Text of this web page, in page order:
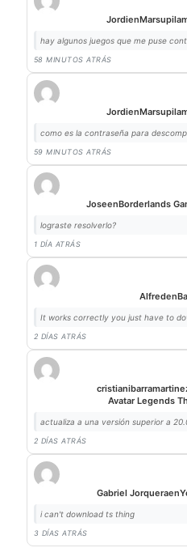
Jordien
hay algunos juegos que me puse
58 MINUTOS ATRÁS
Jordien
como es la contraseña para
59 MINUTOS ATRÁS
JoseenBorderlands
lograste resolverlo?
1 DÍA ATRÁS
Alfreden
It works correctly you just have to
2 DÍAS ATRÁS
Avatar Legends
actualiza a una versión superior a
2 DÍAS ATRÁS
Gabriel Jorqueraen
i can't download ts thing
3 DÍAS ATRÁS